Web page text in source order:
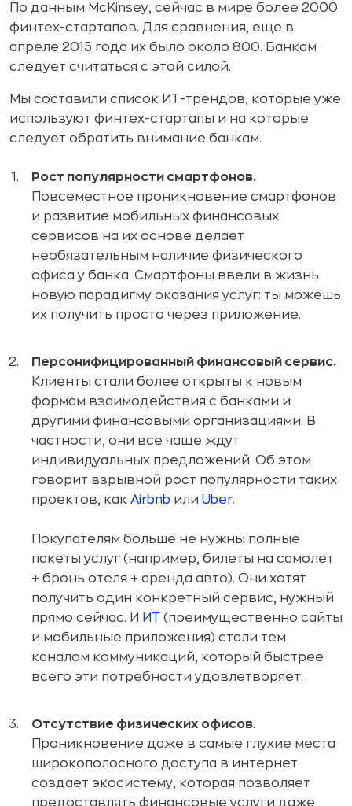
По данным McKinsey, сейчас в мире более 2000
финтех-стартапов. Для сравнения, еще в
апреле 2015 года их было около 800. Банкам
следует считаться с этой силой.
Мы составили список ИТ-трендов, которые уже
используют финтех-стартапы и на которые
следует обратить внимание банкам.
Рост популярности смартфонов.
Повсеместное проникновение смартфонов
и развитие мобильных финансовых
сервисов на их основе делает
необязательным наличие физического
офиса у банка. Смартфоны ввели в жизнь
новую парадигму оказания услуг: ты можешь
их получить просто через приложение.
Персонифицированный финансовый сервис.
Клиенты стали более открыты к новым
формам взаимодействия с банками и
другими финансовыми организациями. В
частности, они все чаще ждут
индивидуальных предложений. Об этом
говорит взрывной рост популярности таких
проектов, как Airbnb или Uber.
Покупателям больше не нужны полные
пакеты услуг (например, билеты на самолет
+ бронь отеля + аренда авто). Они хотят
получить один конкретный сервис, нужный
прямо сейчас. И ИТ (преимущественно сайты
и мобильные приложения) стали тем
каналом коммуникаций, который быстрее
всего эти потребности удовлетворяет.
Отсутствие физических офисов.
Проникновение даже в самые глухие места
широкополосного доступа в интернет
создает экосистему, которая позволяет
предоставлять финансовые услуги даже